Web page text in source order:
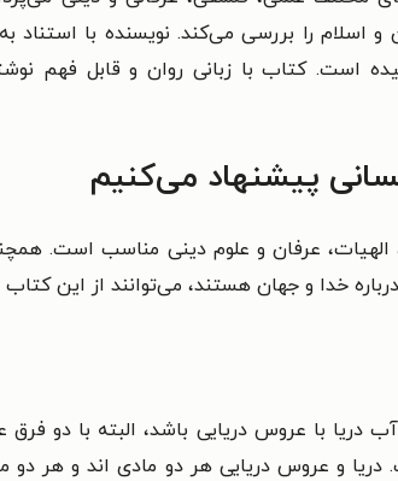
و اسلام را بررسی می‌کند. نویسنده با
است. کتاب با زبانی روان و قابل فهم
پیشنهاد می‌کنیم
عرفان و علوم دینی مناسب است.
خدا و جهان هستند، می‌توانند از این کتاب
با عروس دریایی باشد، البته با دو
و عروس دریایی هر دو مادی اند و هر